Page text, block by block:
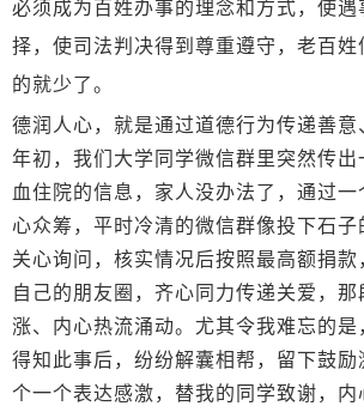
必须成为百姓办事的理念和方式，使
择，使司法判决得到尊重遵守，老百
的就少了。
德润人心，就是通过道德行为传递善
年初，我们大学同学微信群里突然传出
血住院的信息，家人没办法了，通过
心众筹，平时冷清的微信群像投下石
关心询问，核实情况后按照最高额捐款
自己的朋友圈，齐心同力传递关爱，
涨、内心热流涌动。尤其令我难忘的
得知此事后，纷纷解囊相帮，留下鼓
个一个表达感激，替我的同学致谢，内